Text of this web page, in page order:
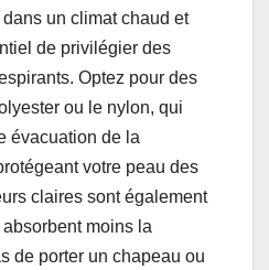
un climat chaud et
de privilégier des
Optez pour des
ou le nylon, qui
évacuation de la
votre peau des
claires sont également
moins la
de porter un chapeau ou